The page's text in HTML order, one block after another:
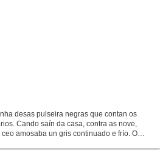
desas pulseira negras que contan os
Cando saín da casa, contra as nove,
amosaba un gris continuado e frío. O